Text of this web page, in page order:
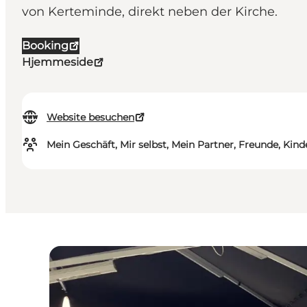
von Kerteminde, direkt neben der Kirche.
Booking
Hjemmeside
Website besuchen
Mein Geschäft, Mir selbst, Mein Partner, Freunde,